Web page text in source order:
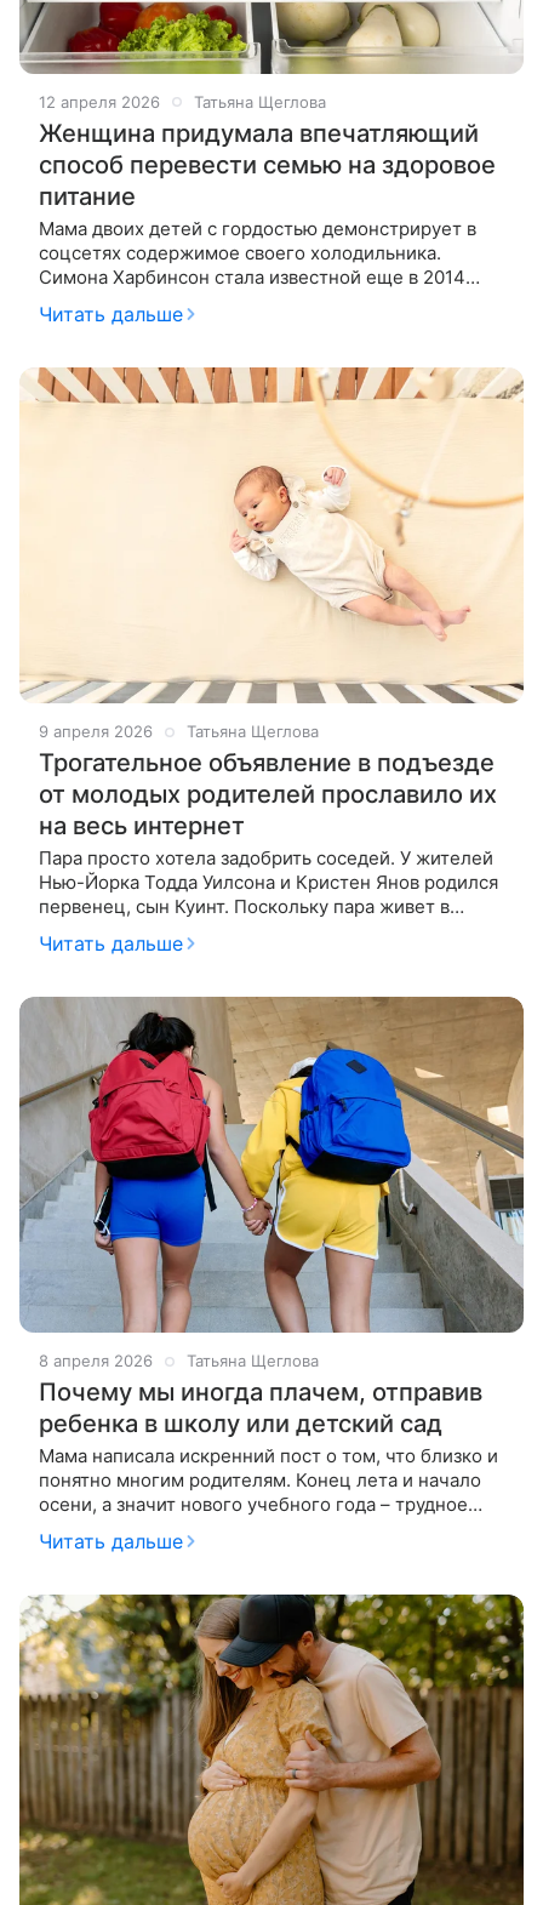
12 апреля 2026 Татьяна Щеглова
Женщина придумала впечатляющий
способ перевести семью на здоровое
питание
Мама двоих детей с гордостью демонстрирует в
соцсетях содержимое своего холодильника.
Симона Харбинсон стала известной еще в 2014
килограммов без всяких
Читать дальше
9 апреля 2026 Татьяна Щеглова
Трогательное объявление в подъезде
от молодых родителей прославило их
на весь интернет
Пара просто хотела задобрить соседей. У жителей
Нью-Йорка Тодда Уилсона и Кристен Янов родился
первенец, сын Куинт. Поскольку пара живет в
небольшой квартирке в многоквартирном доме, у
них много соседей, а
Читать дальше
8 апреля 2026 Татьяна Щеглова
Почему мы иногда плачем, отправив
ребенка в школу или детский сад
Мама написала искренний пост о том, что близко и
понятно многим родителям. Конец лета и начало
осени, а значит нового учебного года – трудное
время для семей с детьми. Первые несколько
недель, возможно,
Читать дальше